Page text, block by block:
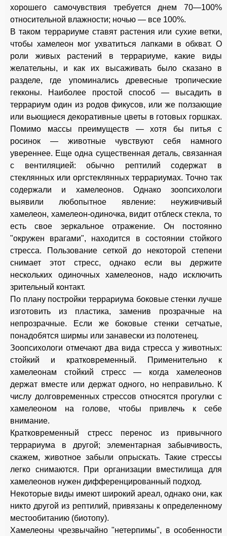
хорошего самочувствия требуется днем 70—100%
относительной влажности; ночью — все 100%.
В таком террариуме ставят растения или сухие ветки,
чтобы хамелеон мог ухватиться лапками в обхват. О
роли живых растений в террариуме, какие виды
желательны, и как их высаживать было сказано в
разделе, где упоминались древесные тропические
гекконы. Наиболее простой способ — высадить в
террариум один из родов фикусов, или же ползающие
или вьющиеся декоративные цветы в готовых горшках.
Помимо массы преимуществ — хотя бы питья с
росинок — животные чувствуют себя намного
увереннее. Еще одна существенная деталь, связанная
с вентиляцией: обычно рептилий содержат в
стеклянных или оргстеклянных террариумах. Точно так
содержали и хамелеонов. Однако зоопсихологи
выявили любопытное явление: неуживчивый
хамелеон, хамелеон-одиночка, видит отблеск стекла, то
есть свое зеркальное отражение. Он постоянно
"окружен врагами", находится в состоянии стойкого
стресса. Пользование сеткой до некоторой степени
снимает этот стресс, однако если вы держите
нескольких одиночных хамелеонов, надо исключить
зрительный контакт.
По плану постройки террариума боковые стенки лучше
изготовить из пластика, заменив прозрачные на
непрозрачные. Если же боковые стенки сетчатые,
понадобятся ширмы или занавески из полотенец.
Зоопсихологи отмечают два вида стресса у животных:
стойкий и кратковременный. Применительно к
хамелеонам стойкий стресс — когда хамелеонов
держат вместе или держат одного, но неправильно. К
числу долговременных стрессов относятся прогулки с
хамелеоном на голове, чтобы привлечь к себе
внимание.
Кратковременный стресс перенос из привычного
террариума в другой; элементарная забывчивость,
скажем, животное забыли опрыскать. Такие стрессы
легко снимаются. При организации вместилища для
хамелеонов нужен дифференцированный подход.
Некоторые виды имеют широкий ареал, однако они, как
никто другой из рептилий, привязаны к определенному
местообитанию (биотопу).
Хамелеоны чрезвычайно "нетерпимы", в особенности